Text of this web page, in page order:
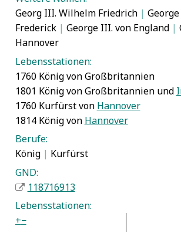
Georg III. Wilhelm Friedrich |
Frederick | George III. von England |
Hannover
Lebensstationen:
1760 König von Großbritannien
1801 König von Großbritannien und
1760 Kurfürst von Hannover
1814 König von Hannover
Berufe:
König | Kurfürst
GND:
118716913
Lebensstationen:
+−